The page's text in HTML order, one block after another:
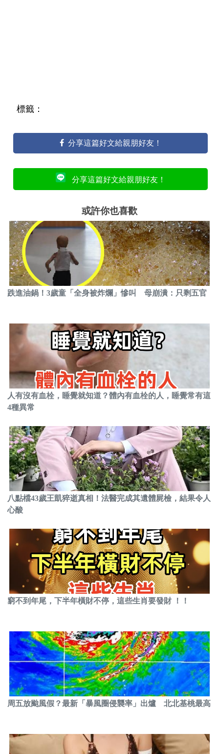
標籤：
分享這篇好文給親朋好友！
分享這篇好文給親朋好友！
或許你也喜歡
跌進油鍋！3歲童「全身被炸爛」慘叫 母崩潰：只剩五官
人有沒有血栓，睡覺就知道？體內有血栓的人，睡覺常有這
4種異常
八點檔43歲王凱猝逝真相！法醫完成其遺體屍檢，結果令人
心酸
窮不到年尾，下半年橫財不停，這些生肖要發財 ！！
周五放颱風假？最新「暴風圈侵襲率」出爐 北北基桃最高